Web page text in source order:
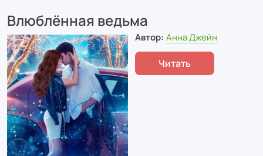
Влюблённая ведьма
Автор: Анна Джейн
Читать